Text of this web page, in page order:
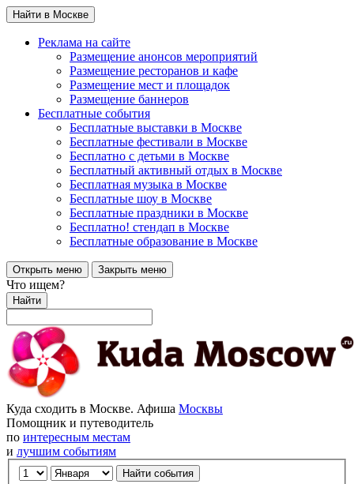
Найти в Москве
Реклама на сайте
Размещение анонсов мероприятий
Размещение ресторанов и кафе
Размещение мест и площадок
Размещение баннеров
Бесплатные события
Бесплатные выставки в Москве
Бесплатные фестивали в Москве
Бесплатно с детьми в Москве
Бесплатный активный отдых в Москве
Бесплатная музыка в Москве
Бесплатные шоу в Москве
Бесплатные праздники в Москве
Бесплатно! стендап в Москве
Бесплатные образование в Москве
Открыть меню Закрыть меню
Что ищем?
Найти
Куда сходить в Москве. Афиша Москвы
Помощник и путеводитель
по интересным местам
и лучшим событиям